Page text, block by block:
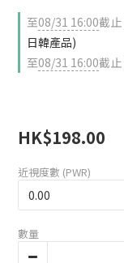
至08/31 16:00截止
日韓產品)
至08/31 16:00截止
HK$198.00
近視度數 (PWR)
數量